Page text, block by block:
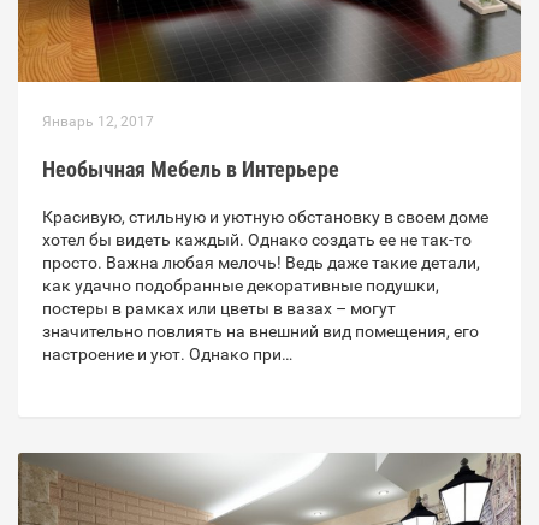
Январь 12, 2017
Необычная Мебель в Интерьере
Красивую, стильную и уютную обстановку в своем доме
хотел бы видеть каждый. Однако создать ее не так-то
просто. Важна любая мелочь! Ведь даже такие детали,
как удачно подобранные декоративные подушки,
постеры в рамках или цветы в вазах – могут
значительно повлиять на внешний вид помещения, его
настроение и уют. Однако при…